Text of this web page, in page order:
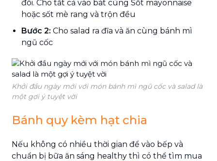
đôi. Cho tất cả vào bát cùng Sốt mayonnaise
hoặc sốt mè rang và trộn đều
Bước 2: Cho salad ra đĩa và ăn cùng bánh mì
ngũ cốc
Khởi đầu ngày mới với món bánh mì ngũ cốc và salad là
một gợi ý tuyệt vời
Bánh quy kèm hạt chia
Nếu không có nhiều thời gian để vào bếp và
chuẩn bị bữa ăn sáng healthy thì có thể tìm mua